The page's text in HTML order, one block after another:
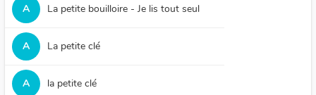
A La petite bouilloire - Je lis tout seul
A La petite clé
A la petite clé